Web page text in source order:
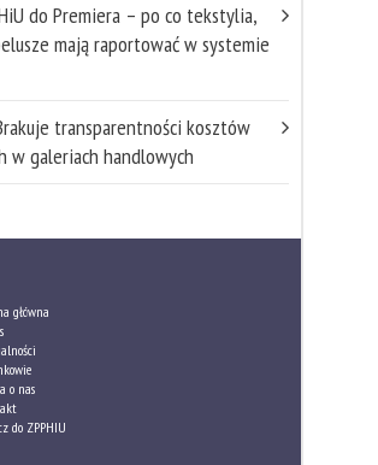
do Premiera – po co tekstylia,
mają raportować w systemie
transparentności kosztów
w galeriach handlowych
główna
o nas
do ZPPHIU